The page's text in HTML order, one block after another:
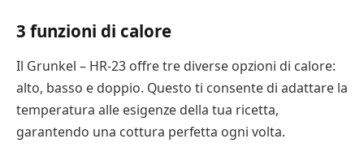
3 funzioni di calore
Il Grunkel – HR-23 offre tre diverse opzioni di calore:
alto, basso e doppio. Questo ti consente di adattare la
temperatura alle esigenze della tua ricetta,
garantendo una cottura perfetta ogni volta.